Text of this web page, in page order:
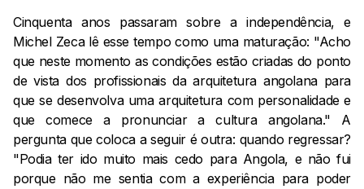
Cinquenta anos passaram sobre a independência, e
Michel Zeca lê esse tempo como uma maturação: "Acho
que neste momento as condições estão criadas do ponto
de vista dos profissionais da arquitetura angolana para
que se desenvolva uma arquitetura com personalidade e
que comece a pronunciar a cultura angolana." A
pergunta que coloca a seguir é outra: quando regressar?
"Podia ter ido muito mais cedo para Angola, e não fui
porque não me sentia com a experiência para poder